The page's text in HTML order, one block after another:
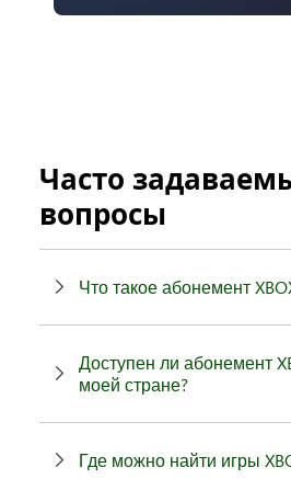
Часто
вопросы
Что такое абонемент
Доступен ли абонемент
моей стране?
Где можно найти игры